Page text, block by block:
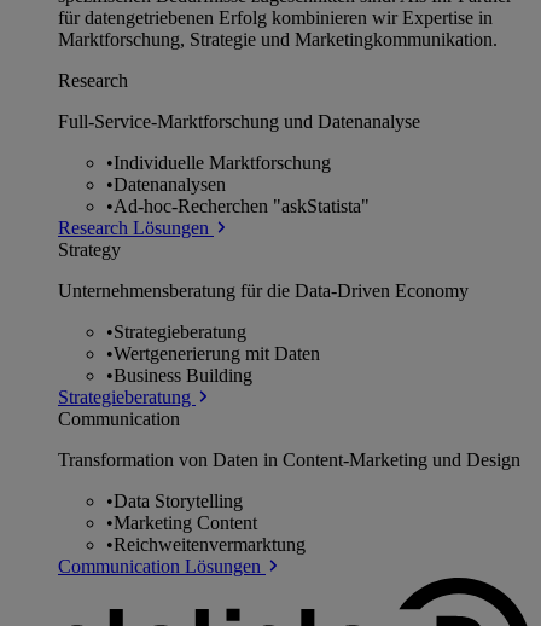
für datengetriebenen Erfolg kombinieren wir Expertise in
Marktforschung, Strategie und Marketingkommunikation.
Research
Full-Service-Marktforschung und Datenanalyse
•Individuelle Marktforschung
•Datenanalysen
•Ad-hoc-Recherchen "askStatista"
Research Lösungen
Strategy
Unternehmens­beratung für die Data-Driven Economy
•Strategieberatung
•Wertgenerierung mit Daten
•Business Building
Strategieberatung
Communication
Transformation von Daten in Content-Marketing und Design
•Data Storytelling
•Marketing Content
•Reichweitenvermarktung
Communication Lösungen